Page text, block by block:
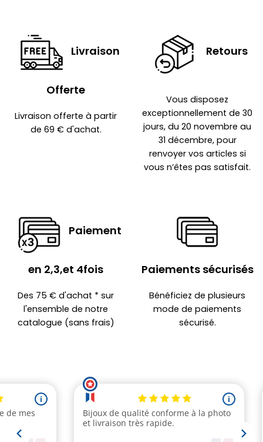
Livraison
Offerte
Livraison offerte à partir
de 69 € d'achat.
Retours
Vous disposez
exceptionnellement de 30
jours, du 20 novembre au
31 décembre, pour
renvoyer vos articles si
vous n’êtes pas satisfait.
Paiement
en 2,3,et 4fois
Des 75 € d'achat * sur
l'ensemble de notre
catalogue (sans frais)
Paiements sécurisés
Bénéficiez de plusieurs
mode de paiements
sécurisé.